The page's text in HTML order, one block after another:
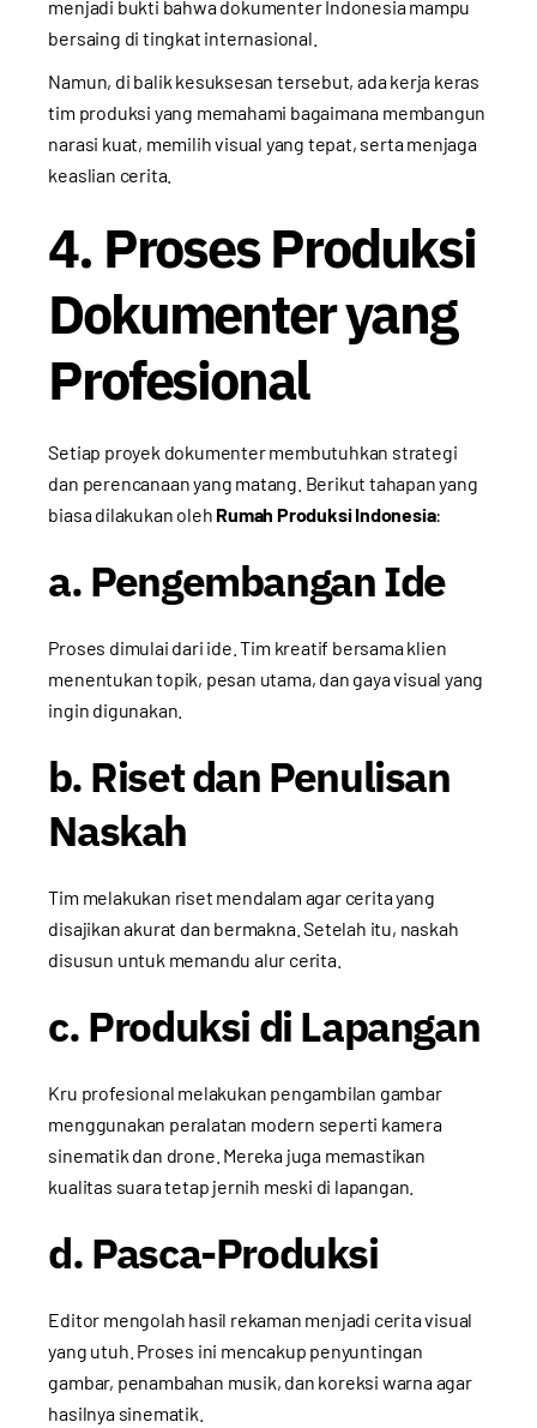
menjadi bukti bahwa dokumenter Indonesia mampu
bersaing di tingkat internasional.
Namun, di balik kesuksesan tersebut, ada kerja keras
tim produksi yang memahami bagaimana membangun
narasi kuat, memilih visual yang tepat, serta menjaga
keaslian cerita.
4. Proses Produksi
Dokumenter yang
Profesional
Setiap proyek dokumenter membutuhkan strategi
dan perencanaan yang matang. Berikut tahapan yang
biasa dilakukan oleh Rumah Produksi Indonesia:
a. Pengembangan Ide
Proses dimulai dari ide. Tim kreatif bersama klien
menentukan topik, pesan utama, dan gaya visual yang
ingin digunakan.
b. Riset dan Penulisan
Naskah
Tim melakukan riset mendalam agar cerita yang
disajikan akurat dan bermakna. Setelah itu, naskah
disusun untuk memandu alur cerita.
c. Produksi di Lapangan
Kru profesional melakukan pengambilan gambar
menggunakan peralatan modern seperti kamera
sinematik dan drone. Mereka juga memastikan
kualitas suara tetap jernih meski di lapangan.
d. Pasca-Produksi
Editor mengolah hasil rekaman menjadi cerita visual
yang utuh. Proses ini mencakup penyuntingan
gambar, penambahan musik, dan koreksi warna agar
hasilnya sinematik.